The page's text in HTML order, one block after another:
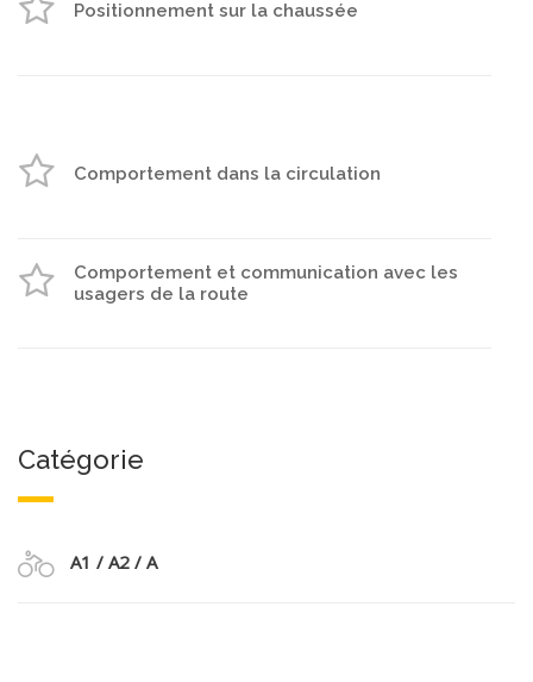
Positionnement sur la chaussée
Comportement dans la circulation
Comportement et communication avec les
usagers de la route
Catégorie
A1 / A2 / A